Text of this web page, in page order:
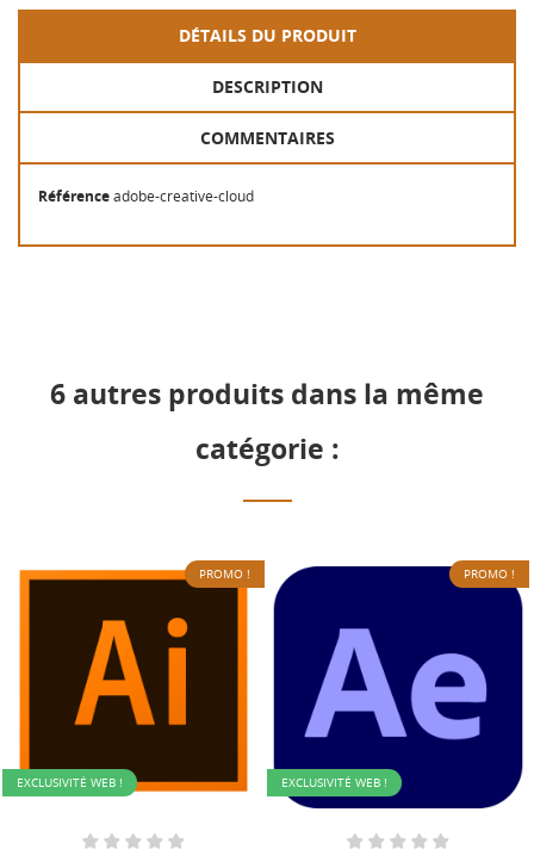
DÉTAILS DU PRODUIT
DESCRIPTION
COMMENTAIRES
Référenceadobe-creative-cloud
6 autres produits dans la même
catégorie :
EXCLUSIVITÉ WEB !
PROMO !
EXCLUSIVITÉ WEB !
PROMO !